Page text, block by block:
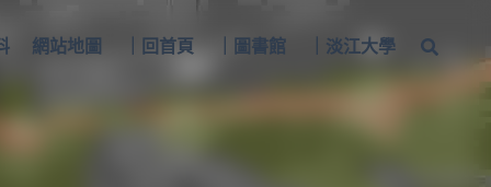
網站地圖 ｜回首頁 ｜圖書館 ｜淡江大學